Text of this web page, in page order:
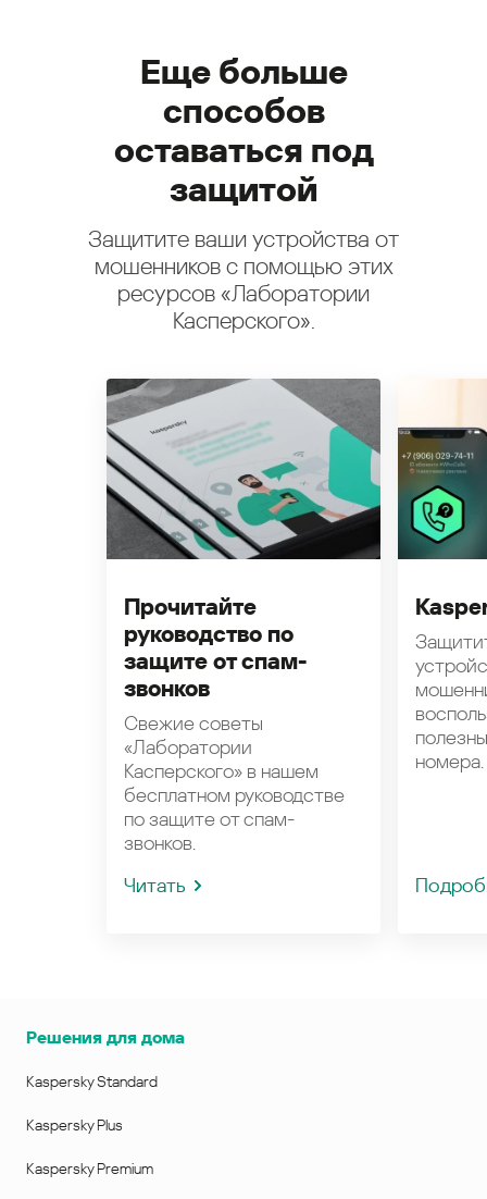
Еще больше
способов
оставаться под
защитой
Защитите ваши устройства от
мошенников с помощью этих
ресурсов «Лаборатории
Касперского».
Прочитайте
руководство по
защите от спам-
звонков
Свежие советы
«Лаборатории
Касперского» в нашем
бесплатном руководстве
по защите от спам-
звонков.
Читать
номера.
Решения для дома
Kaspersky Standard
Kaspersky Plus
Kaspersky Premium